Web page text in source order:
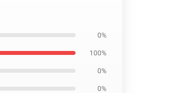
0%
100%
0%
0%